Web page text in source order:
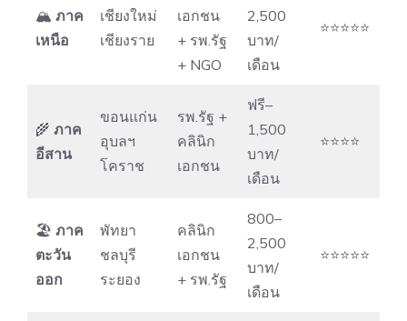
🏔 ภาค
เหนือ
เชียงใหม่
เชียงราย
เอกชน
+ รพ.รัฐ
+ NGO
2,500
บาท/
เดือน
⭐⭐⭐⭐⭐
🌾 ภาค
อีสาน
ขอนแก่น
อุบลฯ
โคราช
รพ.รัฐ +
คลินิก
เอกชน
ฟรี–
1,500
บาท/
เดือน
⭐⭐⭐⭐
🏖 ภาค
ตะวัน
ออก
พัทยา
ชลบุรี
ระยอง
คลินิก
เอกชน
+ รพ.รัฐ
800–
2,500
บาท/
เดือน
⭐⭐⭐⭐⭐